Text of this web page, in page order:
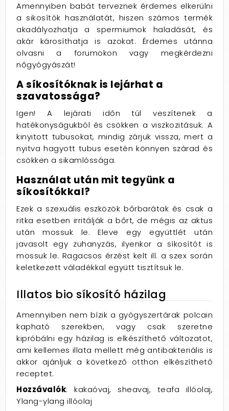
Amennyiben babát terveznek érdemes elkerülni
a sikosítók használatát, hiszen számos termék
akadályozhatja a spermiumok haladását, és
akár károsíthatja is azokat. Érdemes utánna
olvasni a forumokon vagy megkérdezni
nőgyógyászát!
A síkosítóknak is lejárhat a
szavatossága?
Igen! A lejárati időn túl veszítenek a
hatékonyságukból és csökken a viszkozitásuk. A
kinyitott tubusokat, mindig zárjuk vissza, mert a
nyitva hagyott tubus esetén könnyen szárad és
csökken a sikamlóssága.
Használat után mit tegyünk a
síkosítókkal?
Ezek a szexuális eszközök bőrbarátak és csak a
ritka esetben irritálják a bőrt, de mégis az aktus
után mossuk le. Eleve egy együttlét után
javasolt egy zuhanyzás, ilyenkor a síkosítót is
mossuk le. Ragacsos érzést kelt ill. a szex során
keletkezett váladékkal együtt tisztítsuk le.
Illatos bio síkosító házilag
Amennyiben nem bízik a gyógyszertárak polcain
kapható szerekben, vagy csak szeretne
kipróbálni egy házilag is elkészíthető változatot,
ami kellemes illata mellett még antibakteriális is
akkor ajánljuk a következő otthon elkészíthető
receptet.
Hozzávalók: kakaóvaj, sheavaj, teafa illóolaj,
Ylang-ylang illóolaj